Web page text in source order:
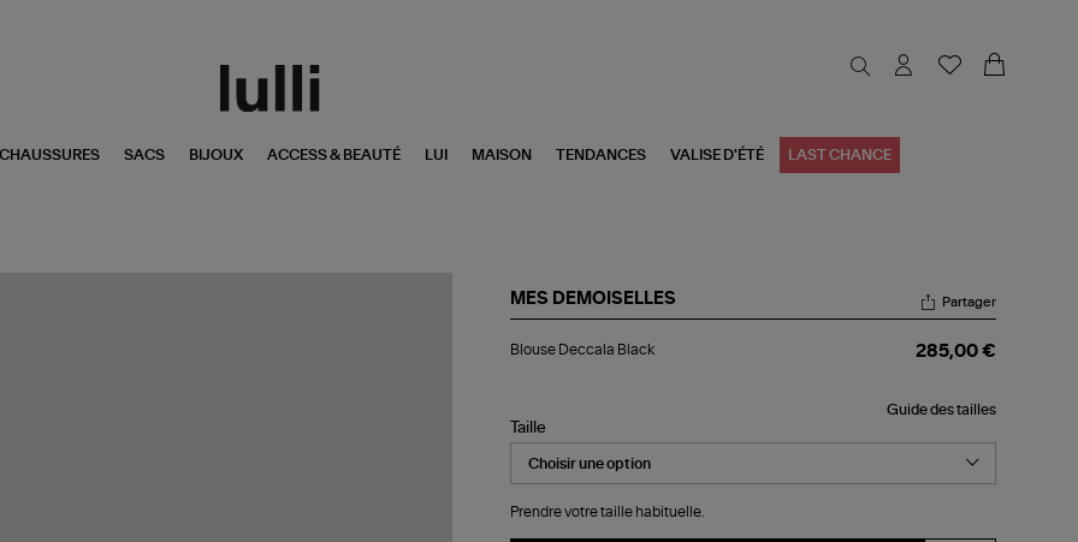
CHAUSSURES SACS BIJOUX ACCESS & BEAUTÉ LUI MAISON TENDANCES VALISE D'ÉTÉ LAST CHANCE
MES DEMOISELLES
Deccala
Partager
Blouse Deccala Black 285,00 €
Guide des tailles
Taille
Prendre votre taille habituelle.